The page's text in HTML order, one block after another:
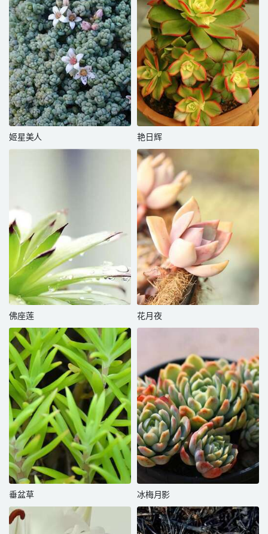
姬星美人 艳日辉
佛座莲 花月夜
垂盆草 冰梅月影